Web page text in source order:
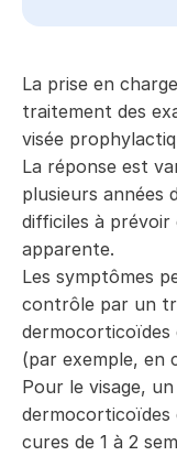
La prise en
traitement des
visée
La réponse est
plusieurs années
difficiles à
apparente.
Les symptômes
contrôle par un
(par exemple, en
Pour le visage,
dermocorticoïdes
cures de 1 à 2